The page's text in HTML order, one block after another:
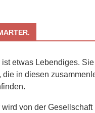
etwas Lebendiges.
die in diesen
von der